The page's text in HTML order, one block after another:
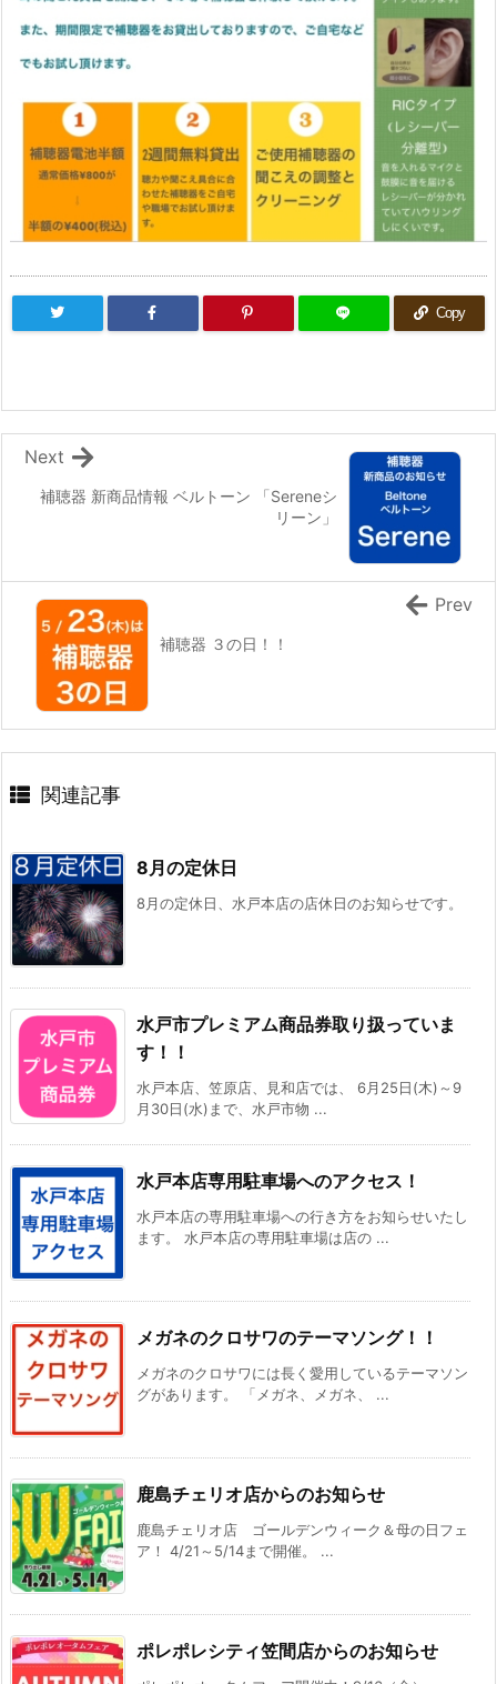
Copy
補聴器 新商品情報 ベルトーン 「Sereneシ
リーン」
Next
補聴器 ３の日！！
Prev
関連記事
8月の定休日
8月の定休日、水戸本店の店休日のお知らせです。
水戸市プレミアム商品券取り扱っていま
す！！
水戸本店、笠原店、見和店では、 6月25日(木)～9
月30日(水)まで、水戸市物 ...
水戸本店専用駐車場へのアクセス！
水戸本店の専用駐車場への行き方をお知らせいたし
ます。 水戸本店の専用駐車場は店の ...
メガネのクロサワのテーマソング！！
メガネのクロサワには長く愛用しているテーマソン
グがあります。 「メガネ、メガネ、 ...
鹿島チェリオ店からのお知らせ
鹿島チェリオ店 ゴールデンウィーク＆母の日フェ
ア！ 4/21～5/14まで開催。 ...
ポレポレシティ笠間店からのお知らせ